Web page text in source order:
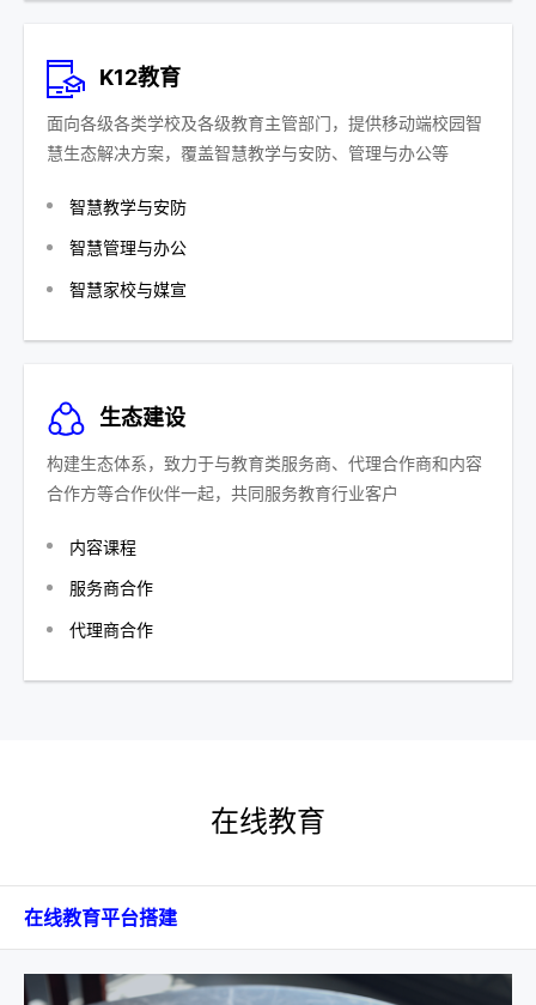
K12教育
面向各级各类学校及各级教育主管部门，提供移动端校园智
慧生态解决方案，覆盖智慧教学与安防、管理与办公等
智慧教学与安防
智慧管理与办公
智慧家校与媒宣
生态建设
构建生态体系，致力于与教育类服务商、代理合作商和内容
合作方等合作伙伴一起，共同服务教育行业客户
内容课程
服务商合作
代理商合作
在线教育
在线教育平台搭建